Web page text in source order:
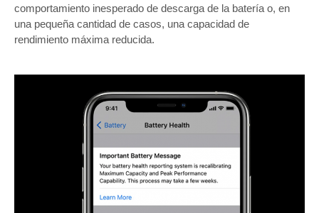
comportamiento inesperado de descarga de la batería o, en
una pequeña cantidad de casos, una capacidad de
rendimiento máxima reducida.